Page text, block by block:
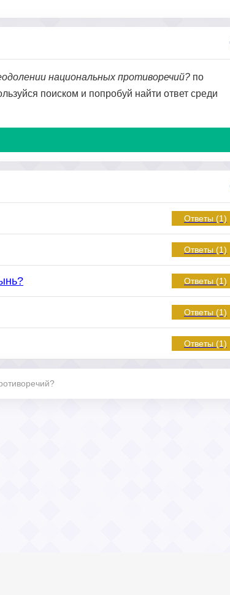
национальных противоречий? по
поиском и попробуй найти ответ среди
Ответы (1)
Ответы (1)
Ответы (1)
Ответы (1)
Ответы (1)